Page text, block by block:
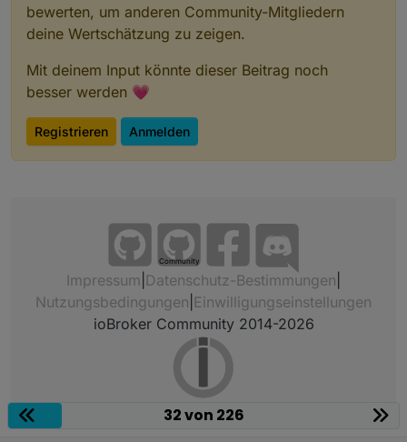
bewerten, um anderen Community-Mitgliedern
deine Wertschätzung zu zeigen.
Mit deinem Input könnte dieser Beitrag noch
besser werden 💗
Registrieren Anmelden
Community
Impressum Datenschutz-Bestimmungen
Nutzungsbedingungen Einwilligungseinstellungen
ioBroker Community 2014-2026
32 von 226